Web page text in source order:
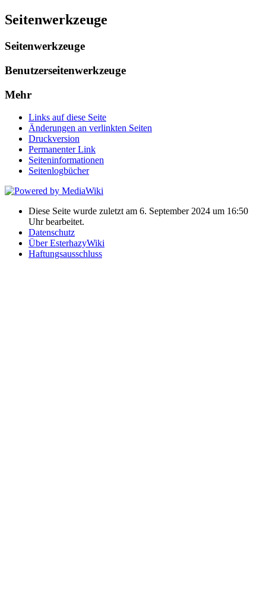
Seitenwerkzeuge
Seitenwerkzeuge
Benutzerseitenwerkzeuge
Mehr
Links auf diese Seite
Änderungen an verlinkten Seiten
Druckversion
Permanenter Link
Seiten­informationen
Seitenlogbücher
Diese Seite wurde zuletzt am 6. September 2024 um 16:50
Uhr bearbeitet.
Datenschutz
Über EsterhazyWiki
Haftungsausschluss